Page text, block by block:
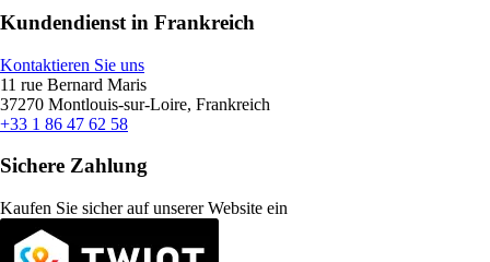
Kundendienst in Frankreich
Kontaktieren Sie uns
11 rue Bernard Maris
37270 Montlouis-sur-Loire, Frankreich
+33 1 86 47 62 58
Sichere Zahlung
Kaufen Sie sicher auf unserer Website ein